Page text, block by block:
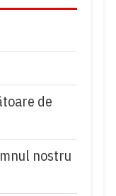
de
nostru